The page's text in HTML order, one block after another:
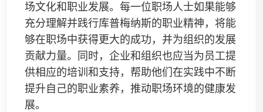
场文化和职业发展。每一位职场人士如果能够
充分理解并践行库普梅纳斯的职业精神，将能
够在职场中获得更大的成功，并为组织的发展
贡献力量。同时，企业和组织也应当为员工提
供相应的培训和支持，帮助他们在实践中不断
提升自己的职业素养，推动职场环境的健康发
展。